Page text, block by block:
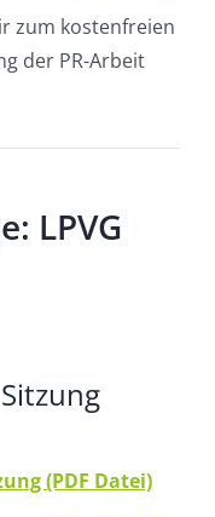
zum kostenfreien
der PR-Arbeit
LPVG
(PDF Datei)